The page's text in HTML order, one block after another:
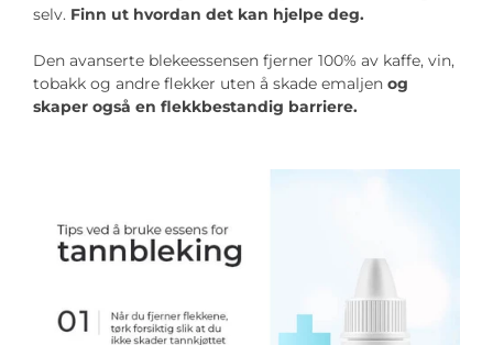
selv. Finn ut hvordan det kan hjelpe deg.
Den avanserte blekeessensen fjerner 100% av kaffe, vin,
tobakk og andre flekker uten å skade emaljen og
skaper også en flekkbestandig barriere.